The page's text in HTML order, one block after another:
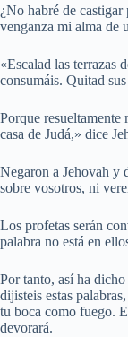
¿No habré de
venganza mi alma de
«Escalad las terrazas
consumáis. Quitad
Porque resueltamente
casa de Judá,» dice
Negaron a Jehovah y
sobre vosotros, ni
Los profetas serán
palabra no está en
Por tanto, así ha
dijisteis estas
tu boca como fuego.
devorará.